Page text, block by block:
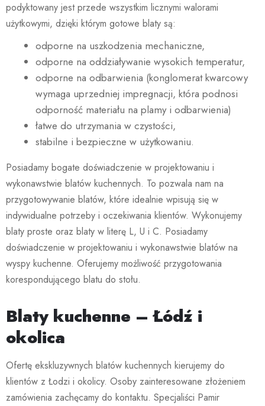
podyktowany jest przede wszystkim licznymi walorami
użytkowymi, dzięki którym gotowe blaty są:
odporne na uszkodzenia mechaniczne,
odporne na oddziaływanie wysokich temperatur,
odporne na odbarwienia (konglomerat kwarcowy
wymaga uprzedniej impregnacji, która podnosi
odporność materiału na plamy i odbarwienia)
łatwe do utrzymania w czystości,
stabilne i bezpieczne w użytkowaniu.
Posiadamy bogate doświadczenie w projektowaniu i
wykonawstwie blatów kuchennych. To pozwala nam na
przygotowywanie blatów, które idealnie wpisują się w
indywidualne potrzeby i oczekiwania klientów. Wykonujemy
blaty proste oraz blaty w literę L, U i C. Posiadamy
doświadczenie w projektowaniu i wykonawstwie blatów na
wyspy kuchenne. Oferujemy możliwość przygotowania
korespondującego blatu do stołu.
Blaty kuchenne – Łódź i
okolica
Ofertę ekskluzywnych blatów kuchennych kierujemy do
klientów z Łodzi i okolicy. Osoby zainteresowane złożeniem
zamówienia zachęcamy do kontaktu. Specjaliści Pamir